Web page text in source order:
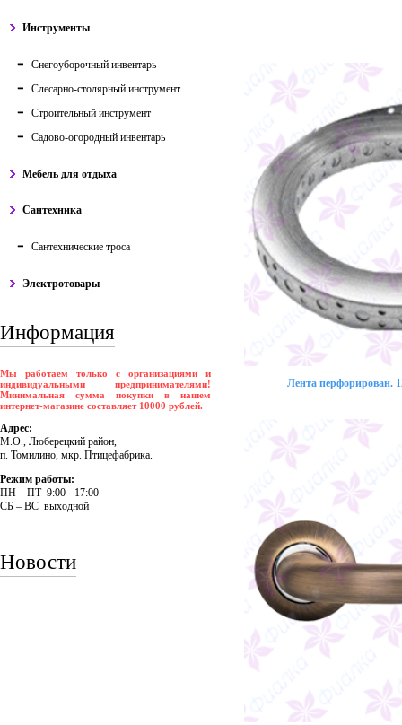
Инструменты
Снегоуборочный инвентарь
Слесарно-столярный инструмент
Строительный инструмент
Садово-огородный инвентарь
Мебель для отдыха
Сантехника
Сантехнические троса
Электротовары
Информация
Мы работаем только с организациями и
индивидуальными предпринимателями!
Минимальная сумма покупки в нашем
интернет-магазине составляет 10000 рублей.
Адрес:
М.О., Люберецкий район,
п. Томилино, мкр. Птицефабрика.
Режим работы:
ПH – ПT 9:00 - 17:00
CБ – BC выходной
Новости
Лента перфорирован.